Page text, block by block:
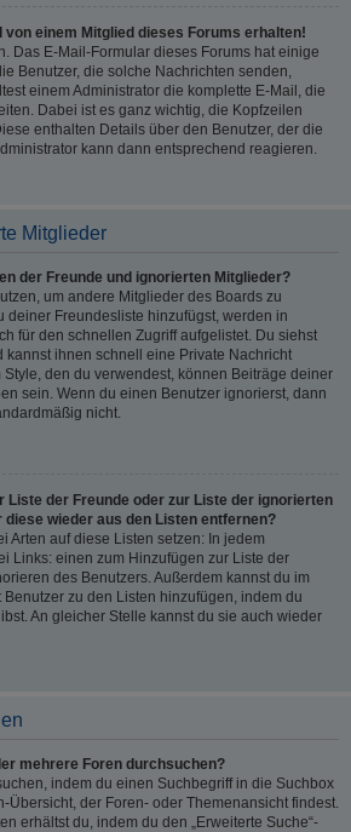
von einem Mitglied dieses Forums erhalten!
Das E-Mail-Formular dieses Forums hat einige
Benutzer, die solche Nachrichten senden,
einem Administrator die komplette E-Mail, die
Dabei ist es ganz wichtig, die Kopfzeilen
enthalten Details über den Benutzer, der die
kann dann entsprechend reagieren.
Mitglieder
der Freunde und ignorierten Mitglieder?
um andere Mitglieder des Boards zu
deiner Freundesliste hinzufügst, werden in
für den schnellen Zugriff aufgelistet. Du siehst
kannst ihnen schnell eine Private Nachricht
den du verwendest, können Beiträge deiner
sein. Wenn du einen Benutzer ignorierst, dann
nicht.
Liste der Freunde oder zur Liste der ignorierten
diese wieder aus den Listen entfernen?
Arten auf diese Listen setzen: In jedem
Links: einen zum Hinzufügen zur Liste der
des Benutzers. Außerdem kannst du im
zu den Listen hinzufügen, indem du
An gleicher Stelle kannst du sie auch wieder
mehrere Foren durchsuchen?
indem du einen Suchbegriff in die Suchbox
Übersicht, der Foren- oder Themenansicht findest.
erhältst du, indem du den „Erweiterte Suche“-